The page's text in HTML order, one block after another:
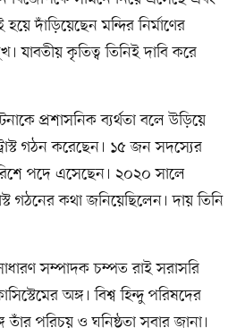
দাঁড়িয়েছেন মন্দির নির্মাণের
যাবতীয় কৃতিত্ব তিনিই দাবি করে
প্রশাসনিক ব্যর্থতা বলে উড়িয়ে
গঠন করেছেন। ১৫ জন সদস্যের
পদে এসেছেন। ২০২০ সালে
গঠনের কথা জনিয়েছিলেন। দায় তিনি
সম্পাদক চম্পত রাই সরাসরি
অঙ্গ। বিশ্ব হিন্দু পরিষদের
পরিচয় ও ঘনিষ্ঠতা সবার জানা।